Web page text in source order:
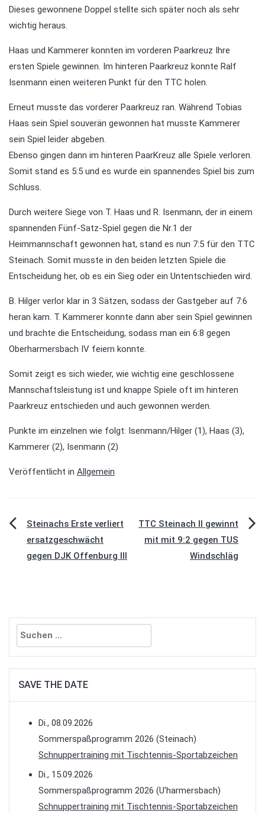
Dieses gewonnene Doppel stellte sich später noch als sehr
wichtig heraus.
Haas und Kammerer konnten im vorderen Paarkreuz Ihre
ersten Spiele gewinnen. Im hinteren Paarkreuz konnte Ralf
Isenmann einen weiteren Punkt für den TTC holen.
Erneut musste das vorderer Paarkreuz ran. Während Tobias
Haas sein Spiel souverän gewonnen hat musste Kammerer
sein Spiel leider abgeben.
Ebenso gingen dann im hinteren PaarKreuz alle Spiele verloren.
Somit stand es 5:5 und es wurde ein spannendes Spiel bis zum
Schluss.
Durch weitere Siege von T. Haas und R. Isenmann, der in einem
spannenden Fünf-Satz-Spiel gegen die Nr.1 der
Heimmannschaft gewonnen hat, stand es nun 7:5 für den TTC
Steinach. Somit musste in den beiden letzten Spiele die
Entscheidung her, ob es ein Sieg oder ein Untentschieden wird.
B. Hilger verlor klar in 3 Sätzen, sodass der Gastgeber auf 7:6
heran kam. T. Kammerer konnte dann aber sein Spiel gewinnen
und brachte die Entscheidung, sodass man ein 6:8 gegen
Oberharmersbach IV feiern konnte.
Somit zeigt es sich wieder, wie wichtig eine geschlossene
Mannschaftsleistung ist und knappe Spiele oft im hinteren
Paarkreuz entschieden und auch gewonnen werden.
Punkte im einzelnen wie folgt: Isenmann/Hilger (1), Haas (3),
Kammerer (2), Isenmann (2)
Veröffentlicht in Allgemein
Beitragsnavigation
Steinachs Erste verliert
ersatzgeschwächt
gegen DJK Offenburg III
TTC Steinach II gewinnt
mit mit 9:2 gegen TUS
Windschläg
Suchen
nach:
SAVE THE DATE
Di., 08.09.2026
Sommerspaßprogramm 2026 (Steinach)
Schnuppertraining mit Tischtennis-Sportabzeichen
Di., 15.09.2026
Sommerspaßprogramm 2026 (U'harmersbach)
Schnuppertraining mit Tischtennis-Sportabzeichen